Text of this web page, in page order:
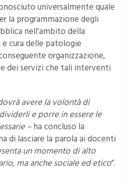
universalmente quale
la programmazione degli
nell’ambito della
cura delle patologie
organizzazione,
dei servizi che tali interventi
avere la volontà di
e porre in essere le
–ha concluso la
di lasciare la parola ai docenti
un momento di alto
ma anche sociale ed etico”.